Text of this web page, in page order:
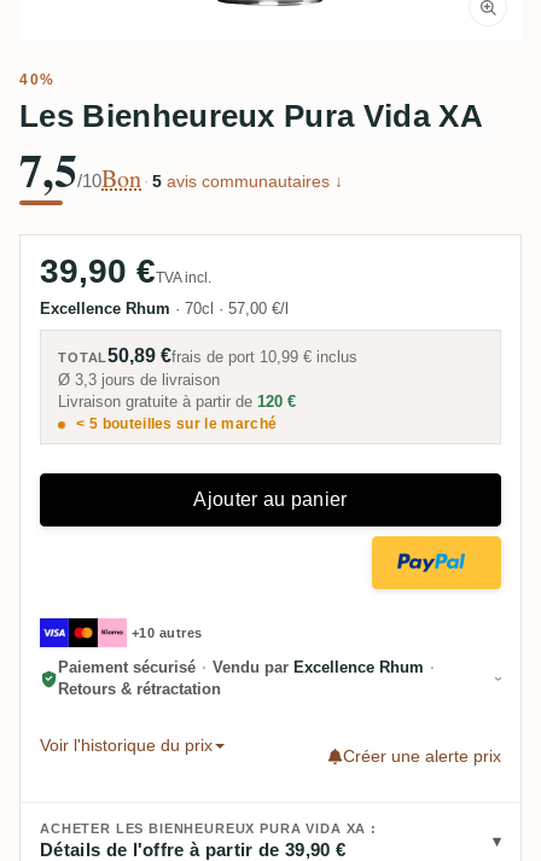
40%
Les Bienheureux Pura Vida XA
7,5/10Bon · 5 avis communautaires ↓
39,90 €TVA incl.
Excellence Rhum · 70cl · 57,00 €/l
TOTAL50,89 €frais de port 10,99 € inclus
Ø 3,3 jours de livraison
Livraison gratuite à partir de 120 €
< 5 bouteilles sur le marché
Ajouter au panier
+10 autres
Paiement sécurisé · Vendu par Excellence Rhum ·
Retours & rétractation
Voir l'historique du prix
Créer une alerte prix
ACHETER LES BIENHEUREUX PURA VIDA XA :
Détails de l'offre à partir de 39,90 €